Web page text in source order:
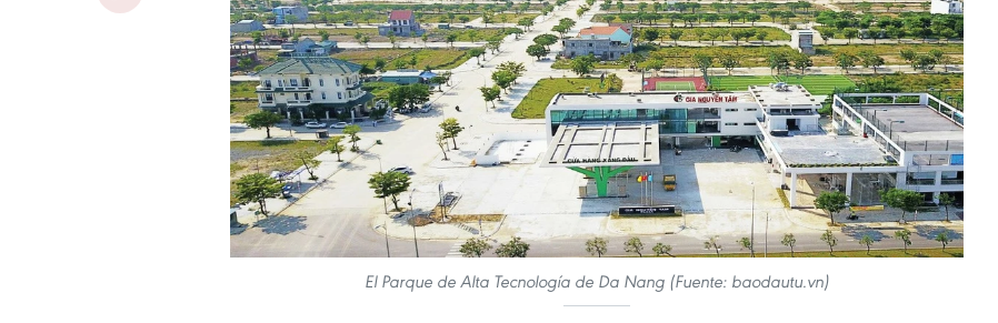
El Parque de Alta Tecnología de Da Nang (Fuente: baodautu.vn)